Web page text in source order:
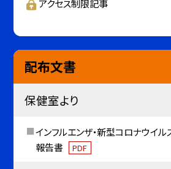
アクセス制限記事
配布文書
保健室より
インフルエンザ・新型コロナウイ
報告書
PDF